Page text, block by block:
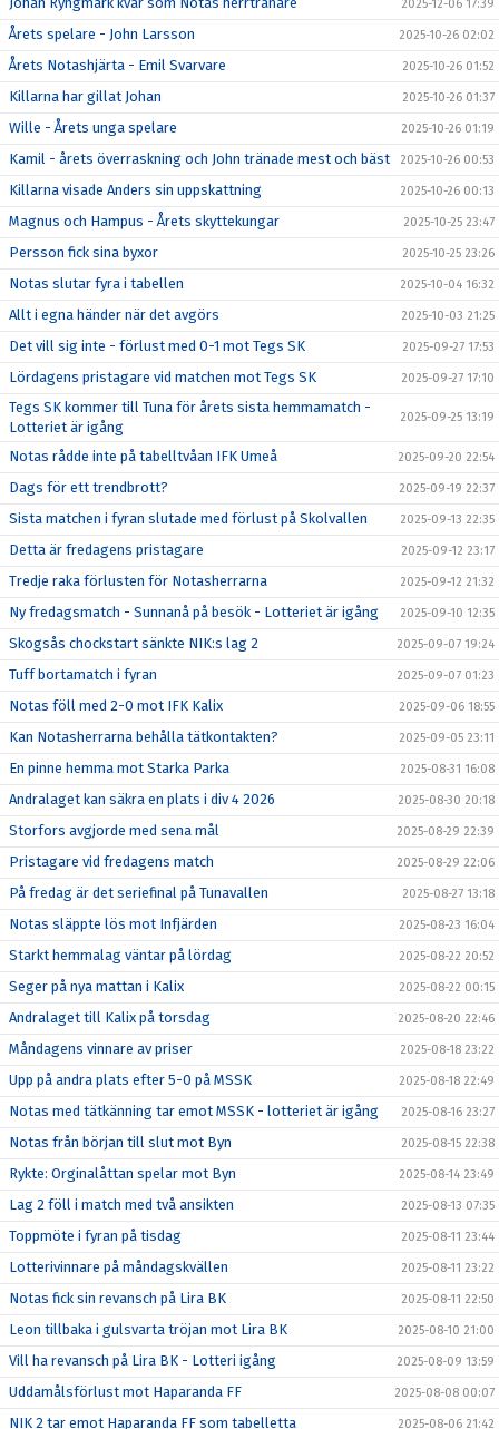
2025-12-06 17:39
Årets spelare - John Larsson 2025-10-26 02:02
Årets Notashjärta - Emil Svarvare 2025-10-26 01:52
Killarna har gillat Johan 2025-10-26 01:37
Wille - Årets unga spelare 2025-10-26 01:19
Kamil - årets överraskning och John tränade mest och bäst 2025-10-26 00:53
Killarna visade Anders sin uppskattning 2025-10-26 00:13
Magnus och Hampus - Årets skyttekungar 2025-10-25 23:47
Persson fick sina byxor 2025-10-25 23:26
Notas slutar fyra i tabellen 2025-10-04 16:32
Allt i egna händer när det avgörs 2025-10-03 21:25
Det vill sig inte - förlust med 0-1 mot Tegs SK 2025-09-27 17:53
Lördagens pristagare vid matchen mot Tegs SK 2025-09-27 17:10
Tegs SK kommer till Tuna för årets sista hemmamatch -
Lotteriet är igång
2025-09-25 13:19
Notas rådde inte på tabelltvåan IFK Umeå 2025-09-20 22:54
Dags för ett trendbrott? 2025-09-19 22:37
Sista matchen i fyran slutade med förlust på Skolvallen 2025-09-13 22:35
Detta är fredagens pristagare 2025-09-12 23:17
Tredje raka förlusten för Notasherrarna 2025-09-12 21:32
Ny fredagsmatch - Sunnanå på besök - Lotteriet är igång 2025-09-10 12:35
Skogsås chockstart sänkte NIK:s lag 2 2025-09-07 19:24
Tuff bortamatch i fyran 2025-09-07 01:23
Notas föll med 2-0 mot IFK Kalix 2025-09-06 18:55
Kan Notasherrarna behålla tätkontakten? 2025-09-05 23:11
En pinne hemma mot Starka Parka 2025-08-31 16:08
Andralaget kan säkra en plats i div 4 2026 2025-08-30 20:18
Storfors avgjorde med sena mål 2025-08-29 22:39
Pristagare vid fredagens match 2025-08-29 22:06
På fredag är det seriefinal på Tunavallen 2025-08-27 13:18
Notas släppte lös mot Infjärden 2025-08-23 16:04
Starkt hemmalag väntar på lördag 2025-08-22 20:52
Seger på nya mattan i Kalix 2025-08-22 00:15
Andralaget till Kalix på torsdag 2025-08-20 22:46
Måndagens vinnare av priser 2025-08-18 23:22
Upp på andra plats efter 5-0 på MSSK 2025-08-18 22:49
Notas med tätkänning tar emot MSSK - lotteriet är igång 2025-08-16 23:27
Notas från början till slut mot Byn 2025-08-15 22:38
Rykte: Orginalåttan spelar mot Byn 2025-08-14 23:49
Lag 2 föll i match med två ansikten 2025-08-13 07:35
Toppmöte i fyran på tisdag 2025-08-11 23:44
Lotterivinnare på måndagskvällen 2025-08-11 23:22
Notas fick sin revansch på Lira BK 2025-08-11 22:50
Leon tillbaka i gulsvarta tröjan mot Lira BK 2025-08-10 21:00
Vill ha revansch på Lira BK - Lotteri igång 2025-08-09 13:59
Uddamålsförlust mot Haparanda FF 2025-08-08 00:07
NIK 2 tar emot Haparanda FF som tabelletta 2025-08-06 21:42